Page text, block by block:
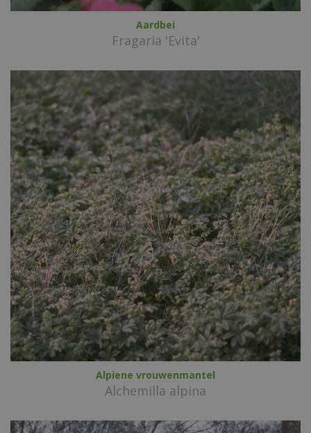
Aardbei
Fragaria 'Evita'
Alpiene vrouwenmantel
Alchemilla alpina